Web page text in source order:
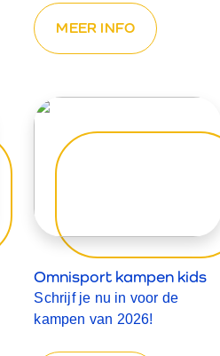
MEER INFO
Omnisport kampen kids
Schrijf je nu in voor de
kampen van 2026!